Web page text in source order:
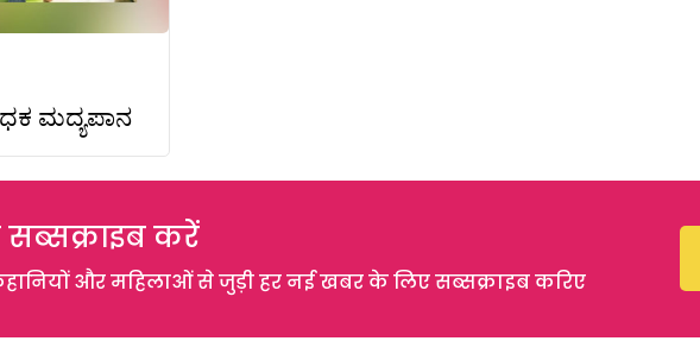
ಮದ್ಯಪಾನ
सब्सक्राइब करें
और महिलाओं से जुड़ी हर नई खबर के लिए सब्सक्राइब करिए